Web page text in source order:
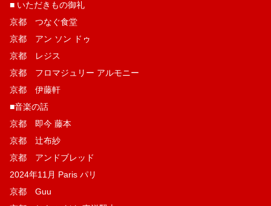
■ いただきもの御礼
京都 つなぐ食堂
京都 アン ソン ドゥ
京都 レジス
京都 フロマジュリー アルモニー
京都 伊藤軒
■音楽の話
京都 即今 藤本
京都 辻布紗
京都 アンドブレッド
2024年11月 Paris パリ
京都 Guu